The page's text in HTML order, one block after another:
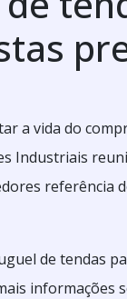
a vida do
Industriais
referência
de tendas
informações